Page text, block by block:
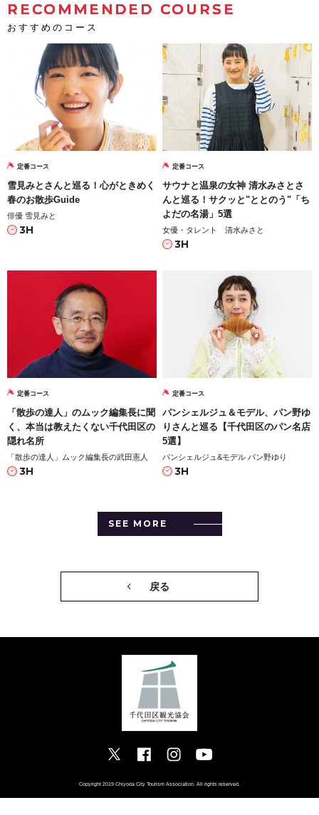
RECOMMENDED COURSE
おすすめのコース
定番コース
雪見みとさんと巡る！心がときめく
春のお散歩Guide
俳優 雪見みと
3H
定番コース
サウナと温泉の女神 清水みさとさ
んと巡る！サクッと"ととのう"「ち
よだの名湯」5選
女優・タレント 清水みさと
3H
定番コース
「散歩の達人」のムック編集長に聞
く、本当は教えたくない千代田区の
隠れ名所
「散歩の達人」ムック編集長の武田憲人
3H
定番コース
パンシェルジュ＆モデル、パン野ゆ
りさんと巡る【千代田区のパン名店
5選】
パンシェルジュ&モデル パン野ゆり
3H
SEE MORE
戻る
Copyright 2019 Chiyoda City Tourism Association. All rights reserved.